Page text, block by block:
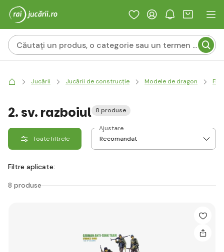
Jucării Jucării de construcție Modele de dragon
2. sv. razboiul 8 produse
Toate filtrele
Ajustare
Filtre aplicate:
8 produse